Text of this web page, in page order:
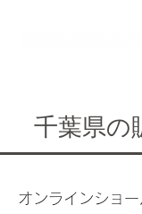
千葉県の
オンラインショ